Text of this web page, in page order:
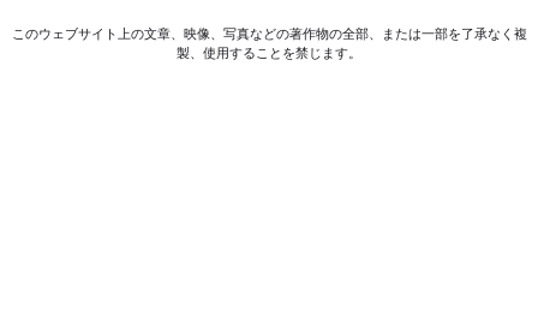
このウェブサイト上の文章、映像、写真などの著作物の全部、または一部を了承なく複
製、使用することを禁じます。